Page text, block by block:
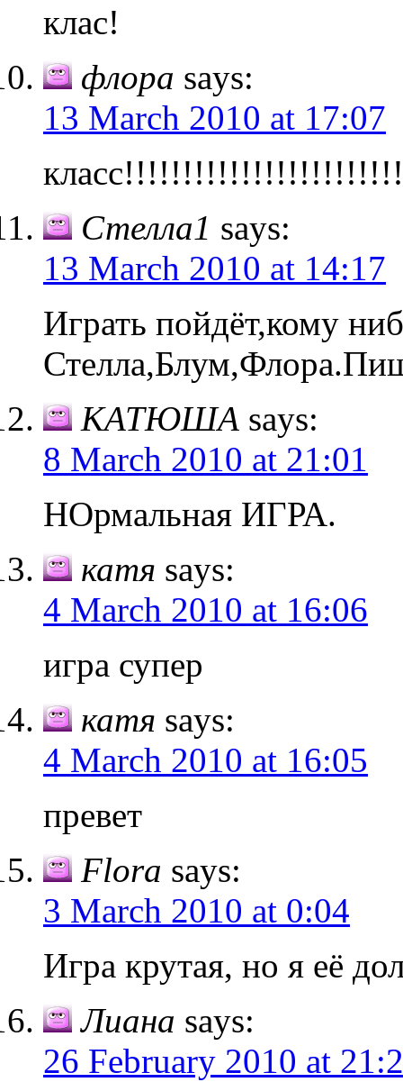
клас!
флора says:
13 March 2010 at 17:07
Стелла1 says:
13 March 2010 at 14:17
Играть пойдёт,кому
КАТЮША says:
8 March 2010 at 21:01
НОрмальная ИГРА.
катя says:
4 March 2010 at 16:06
игра супер
катя says:
4 March 2010 at 16:05
превет
Flora says:
3 March 2010 at 0:04
Игра крутая, но я её
Лиана says:
26 February 2010 at